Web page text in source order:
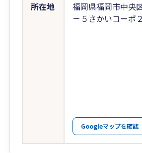
所在地
福岡県福岡市中央
－５さかいコーポ
Googleマップを確認